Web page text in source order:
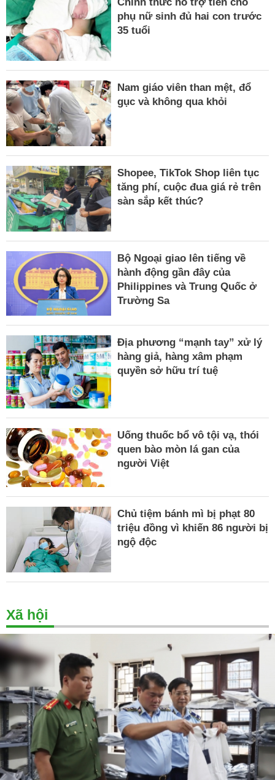
phụ nữ sinh đủ hai con trước
35 tuổi
Nam giáo viên than mệt, đổ
gục và không qua khỏi
Shopee, TikTok Shop liên tục
tăng phí, cuộc đua giá rẻ trên
sàn sắp kết thúc?
Bộ Ngoại giao lên tiếng về
hành động gần đây của
Philippines và Trung Quốc ở
Trường Sa
Địa phương “mạnh tay” xử lý
hàng giả, hàng xâm phạm
quyền sở hữu trí tuệ
Uống thuốc bổ vô tội vạ, thói
quen bào mòn lá gan của
người Việt
Chủ tiệm bánh mì bị phạt 80
triệu đồng vì khiến 86 người bị
ngộ độc
Xã hội